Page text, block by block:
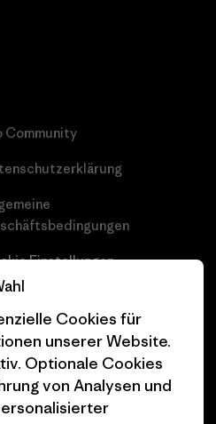
Community
Einstellungen
program
Programm
Cookies für
unserer Website.
Optionale Cookies
von Analysen und